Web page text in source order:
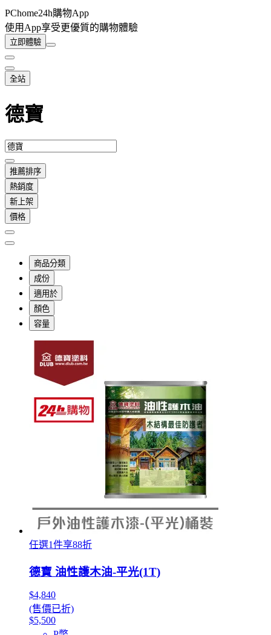
PChome24h購物App
使用App享受更優質的購物體驗
立即體驗
全站
德寶
推薦排序
熱銷度
新上架
價格
商品分類
成份
適用於
顏色
容量
任選1件享88折
德寶 油性護木油-平光(1T)
$4,840
(售價已折)
$5,500